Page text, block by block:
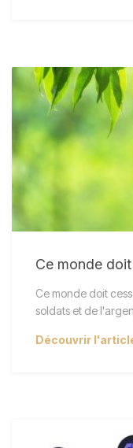
Ce monde
Ce monde doit
soldats et de
Découvrir